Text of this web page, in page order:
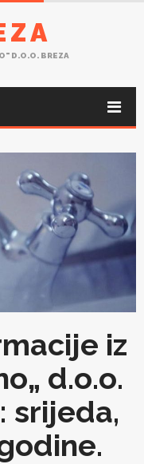
D.O.O. BREZA
iz
d.o.o.
srijeda,